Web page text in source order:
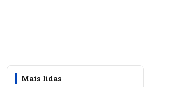
Mais lidas